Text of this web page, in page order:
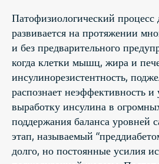
Патофизиологический процесс
развивается на протяжении
и без предварительного
когда клетки мышц, жира и
инсулинорезистентность,
распознает неэффективность и
выработку инсулина в
поддержания баланса уровней
этап, называемый
долго, но постоянные усилия